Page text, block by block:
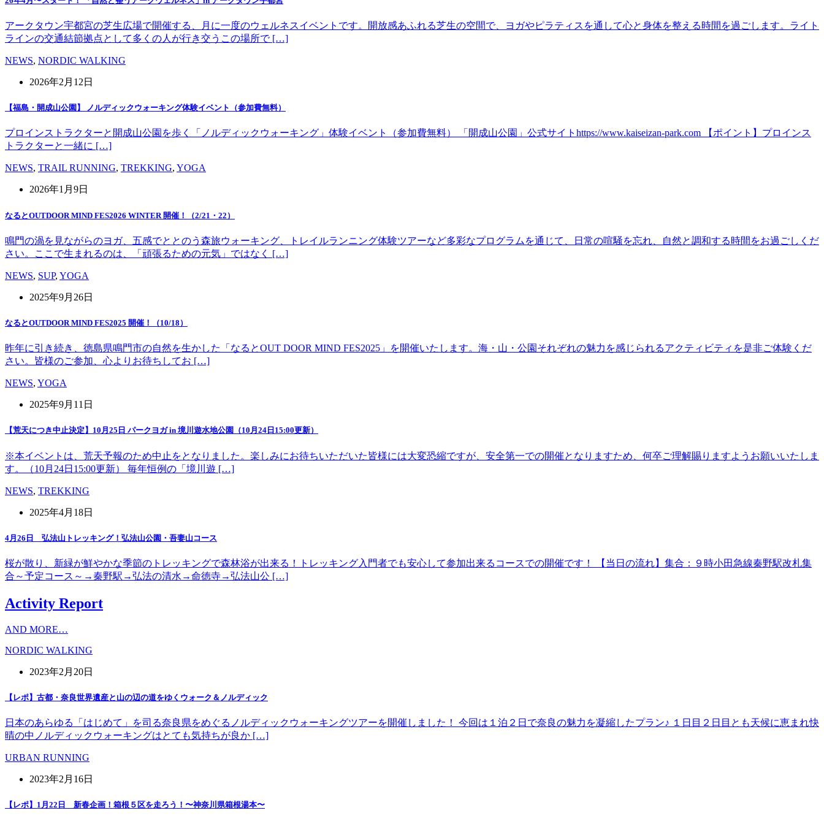
アークタウン宇都宮の芝生広場で開催する、月に一度のウェルネスイベントです。開放感あふれる芝生の空間で、ヨガやピラティスを通して心と身体を整える時間を過ごします。ライト
ラインの交通結節拠点として多くの人が行き交うこの場所で […]
NEWS, NORDIC WALKING
2026年2月12日
【福島・開成山公園】 ノルディックウォーキング体験イベント（参加費無料）
プロインストラクターと開成山公園を歩く「ノルディックウォーキング」体験イベント（参加費無料） 「開成山公園」公式サイトhttps://www.kaiseizan-park.com 【ポイント】プロインス
トラクターと一緒に […]
NEWS, TRAIL RUNNING, TREKKING, YOGA
2026年1月9日
なるとOUTDOOR MIND FES2026 WINTER 開催！（2/21・22）
鳴門の渦を見ながらのヨガ、五感でととのう森旅ウォーキング、トレイルランニング体験ツアーなど多彩なプログラムを通じて、日常の喧騒を忘れ、自然と調和する時間をお過ごしくだ
さい。ここで生まれるのは、「頑張るための元気」ではなく […]
NEWS, SUP, YOGA
2025年9月26日
なるとOUTDOOR MIND FES2025 開催！（10/18）
昨年に引き続き、徳島県鳴門市の自然を生かした「なるとOUT DOOR MIND FES2025」を開催いたします。海・山・公園それぞれの魅力を感じられるアクティビティを是非ご体験くだ
さい。皆様のご参加、心よりお待ちしてお […]
NEWS, YOGA
2025年9月11日
【荒天につき中止決定】10月25日 パークヨガ in 境川遊水地公園（10月24日15:00更新）
※本イベントは、荒天予報のため中止をとなりました。楽しみにお待ちいただいた皆様には大変恐縮ですが、安全第一での開催となりますため、何卒ご理解賜りますようお願いいたしま
す。（10月24日15:00更新） 毎年恒例の「境川遊 […]
NEWS, TREKKING
2025年4月18日
4月26日 弘法山トレッキング！弘法山公園・吾妻山コース
桜が散り、新緑が鮮やかな季節のトレッキングで森林浴が出来る！トレッキング入門者でも安心して参加出来るコースでの開催です！ 【当日の流れ】集合：９時小田急線秦野駅改札集
合～予定コース～→秦野駅→弘法の清水→命徳寺→弘法山公 […]
Activity Report
AND MORE…
NORDIC WALKING
2023年2月20日
【レポ】古都・奈良世界遺産と山の辺の道をゆくウォーク＆ノルディック
日本のあらゆる「はじめて」を司る奈良県をめぐるノルディックウォーキングツアーを開催しました！ 今回は１泊２日で奈良の魅力を凝縮したプラン♪ １日目２日目とも天候に恵まれ快
晴の中ノルディックウォーキングはとても気持ちが良か […]
URBAN RUNNING
2023年2月16日
【レポ】1月22日 新春企画！箱根５区を走ろう！〜神奈川県箱根湯本〜